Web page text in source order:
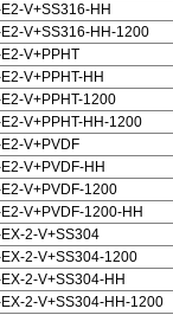
E2-V+SS316-HH
E2-V+SS316-HH-1200
E2-V+PPHT
V+PPHT-HH
E2-V+PPHT-1200
E2-V+PPHT-HH-1200
E2-V+PVDF
V+PVDF-HH
E2-V+PVDF-1200
E2-V+PVDF-1200-HH
EX-2-V+SS304
EX-2-V+SS304-1200
EX-2-V+SS304-HH
EX-2-V+SS304-HH-1200